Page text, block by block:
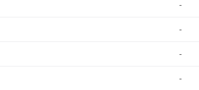
-
-
-
-